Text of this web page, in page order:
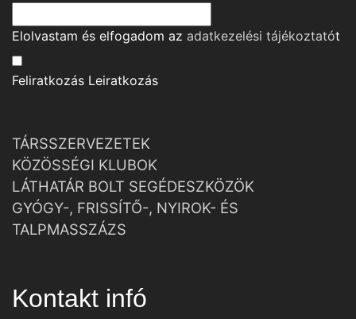
Elolvastam és elfogadom az adatkezelési tájékoztatót
Feliratkozás Leiratkozás
TÁRSSZERVEZETEK
KÖZÖSSÉGI KLUBOK
LÁTHATÁR BOLT SEGÉDESZKÖZÖK
GYÓGY-, FRISSÍTŐ-, NYIROK- ÉS
TALPMASSZÁZS
Kontakt infó